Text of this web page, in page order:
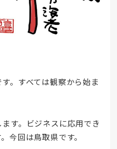
。すべては観察から始ま
す。ビジネスに応用でき
今回は鳥取県です。